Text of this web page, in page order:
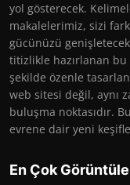
yol gösterecek.
makalelerimiz, sizi
gücünüzü
titizlikle hazırlanan
şekilde özenle
web sitesi değil, aynı
buluşma noktasıdır.
evrene dair yeni
En Çok